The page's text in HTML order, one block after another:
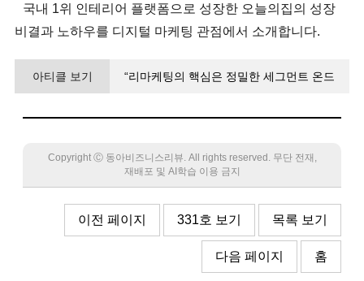
국내 1위 인테리어 플랫폼으로 성장한 오늘의집의 성장
비결과 노하우를 디지털 마케팅 관점에서 소개합니다.
아티클 보기
“리마케팅의 핵심은 정밀한 세그먼트 온드
Copyright Ⓒ 동아비즈니스리뷰. All rights reserved. 무단 전재,
재배포 및 AI학습 이용 금지
이전 페이지 331호 보기 목록 보기
다음 페이지 홈